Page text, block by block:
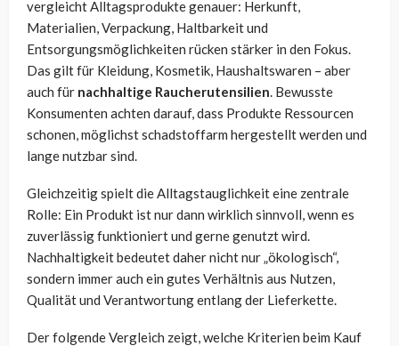
vergleicht Alltagsprodukte genauer: Herkunft,
Materialien, Verpackung, Haltbarkeit und
Entsorgungsmöglichkeiten rücken stärker in den Fokus.
Das gilt für Kleidung, Kosmetik, Haushaltswaren – aber
auch für nachhaltige Raucherutensilien. Bewusste
Konsumenten achten darauf, dass Produkte Ressourcen
schonen, möglichst schadstoffarm hergestellt werden und
lange nutzbar sind.
Gleichzeitig spielt die Alltagstauglichkeit eine zentrale
Rolle: Ein Produkt ist nur dann wirklich sinnvoll, wenn es
zuverlässig funktioniert und gerne genutzt wird.
Nachhaltigkeit bedeutet daher nicht nur „ökologisch“,
sondern immer auch ein gutes Verhältnis aus Nutzen,
Qualität und Verantwortung entlang der Lieferkette.
Der folgende Vergleich zeigt, welche Kriterien beim Kauf